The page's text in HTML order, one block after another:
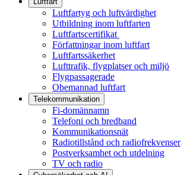
Luftfartyg och luftvärdighet
Utbildning inom luftfarten
Luftfartscertifikat
Författningar inom luftfart
Luftfartssäkerhet
Lufttrafik, flygplatser och miljö
Flygpassagerade
Obemannad luftfart
Telekommunikation
Fi-domännamn
Telefoni och bredband
Kommunikationsnät
Radiotillstånd och radiofrekvenser
Postverksamhet och utdelning
TV och radio